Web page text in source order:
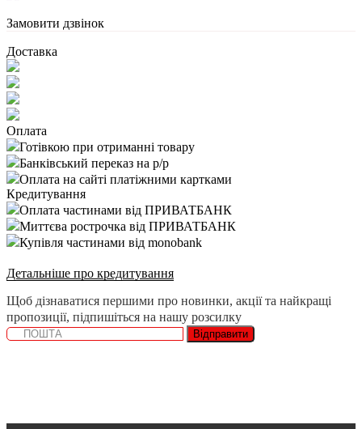
Замовити дзвінок
Доставка
Оплата
Готівкою при отриманні товару
Банківський переказ на р/р
Оплата на сайті платіжними картками
Кредитування
Оплата частинами від ПРИВАТБАНК
Миттєва рострочка від ПРИВАТБАНК
Купівля частинами від monobank
Детальніше про кредитування
Щоб дізнаватися першими про новинки, акції та найкращі
пропозиції, підпишіться на нашу розсилку
Відправити